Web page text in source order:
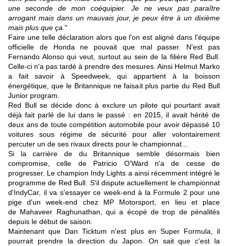
une seconde de mon coéquipier. Je ne veux pas paraître
arrogant mais dans un mauvais jour, je peux être à un dixième
mais plus que ça. "
Faire une telle déclaration alors que l'on est aligné dans l'équipe
officielle de Honda ne pouvait que mal passer. N'est pas
Fernando Alonso qui veut, surtout au sein de la filière Red Bull.
Celle-ci n'a pas tardé à prendre des mesures. Ainsi Helmut Marko
a fait savoir à Speedweek, qui appartient à la boisson
énergétique, que le Britannique ne faisait plus partie du Red Bull
Junior program.
Red Bull se décide donc à exclure un pilote qui pourtant avait
déjà fait parlé de lui dans le passé : en 2015, il avait hérité de
deux ans de toute compétition automobile pour avoir dépassé 10
voitures sous régime de sécurité pour aller volontairement
percuter un de ses rivaux directs pour le championnat...
Si la carrière de du Britannique semble désormais bien
compromise, celle de Patricio O'Ward n'a de cesse de
progresser. Le champion Indy Lights a ainsi récemment intégré le
programme de Red Bull. S'il dispute actuellement le championnat
d'IndyCar, il va s'essayer ce week-end à la Formule 2 pour une
pige d'un week-end chez MP Motorsport, en lieu et place
de Mahaveer Raghunathan, qui a écopé de trop de pénalités
depuis le début de saison.
Maintenant que Dan Ticktum n'est plus en Super Formula, il
pourrait prendre la direction du Japon. On sait que c'est la